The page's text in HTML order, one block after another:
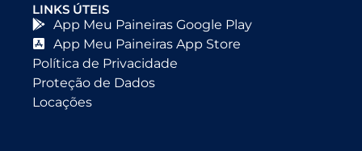
LINKS ÚTEIS
App Meu Paineiras Google Play
App Meu Paineiras App Store
Política de Privacidade
Proteção de Dados
Locações